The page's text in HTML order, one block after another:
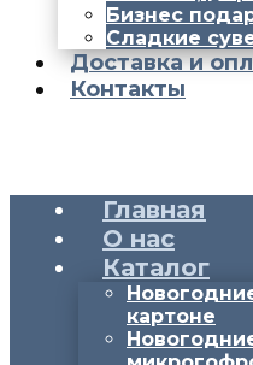
Бизнес
Сладкие
Доставка и
Контакты
Главная
О нас
Каталог
картоне